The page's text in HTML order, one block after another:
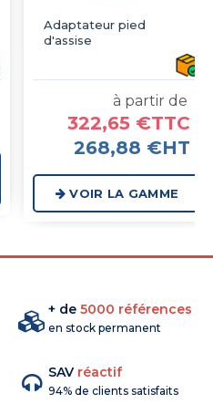
Adaptateur pied
d'assise
à partir de
322,65 €TTC
268,88 €HT
VOIR LA GAMME
+ de 5000 références
en stock permanent
SAV réactif
94% de clients satisfaits